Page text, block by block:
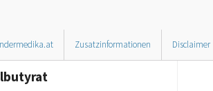
Zusatzinformationen Disclaimer